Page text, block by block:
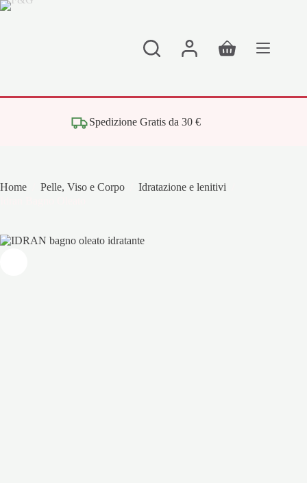
Salta
Carrello
Spedizione Gratis da 30 €
Home Pelle, Viso e Corpo Idratazione e lenitivi